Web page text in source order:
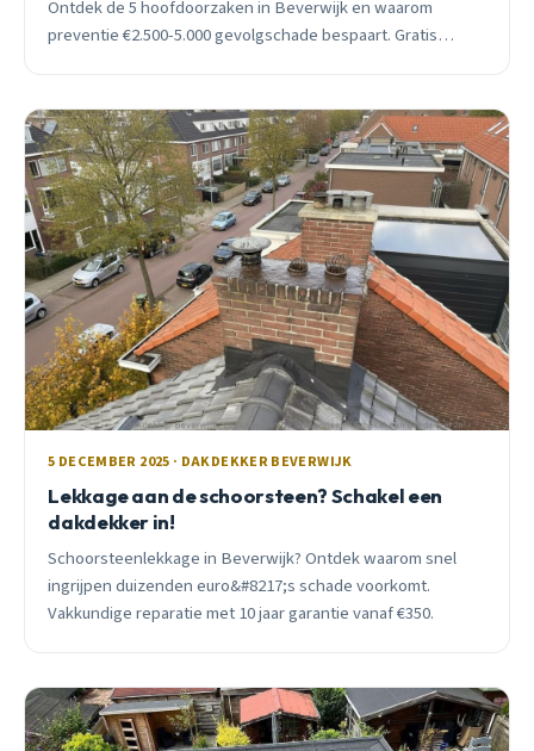
Ontdek de 5 hoofdoorzaken in Beverwijk en waarom
preventie €2.500-5.000 gevolgschade bespaart. Gratis
5 DECEMBER 2025 · DAKDEKKER BEVERWIJK
Lekkage aan de schoorsteen? Schakel een
dakdekker in!
Schoorsteenlekkage in Beverwijk? Ontdek waarom snel
ingrijpen duizenden euro&#8217;s schade voorkomt.
Vakkundige reparatie met 10 jaar garantie vanaf €350.